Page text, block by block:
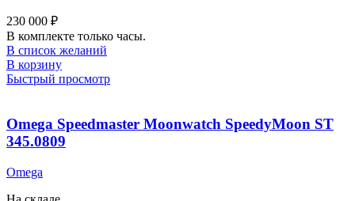
230 000 ₽
В комплекте только часы.
В список желаний
В корзину
Быстрый просмотр
Omega Speedmaster Moonwatch SpeedyMoon ST
345.0809
Omega